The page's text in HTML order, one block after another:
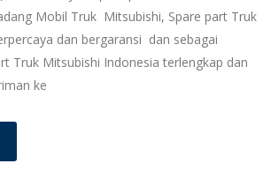
Mobil Truk Mitsubishi, Spare part Truk
dan bergaransi dan sebagai
Truk Mitsubishi Indonesia terlengkap dan
ke